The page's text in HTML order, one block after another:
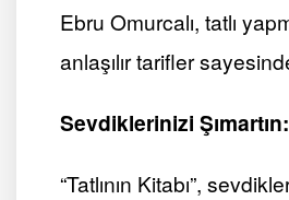
Ebru Omurcalı, tatlı
anlaşılır tarifler
Sevdiklerinizi Şımartın:
“Tatlının Kitabı”,